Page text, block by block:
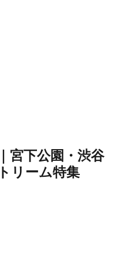
宮下公園・渋谷
リーム特集